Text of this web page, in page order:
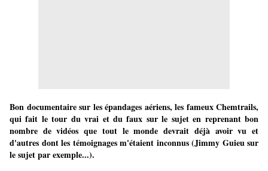
Bon documentaire sur les épandages aériens, les fameux Chemtrails,
qui fait le tour du vrai et du faux sur le sujet en reprenant bon
nombre de vidéos que tout le monde devrait déjà avoir vu et
d'autres dont les témoignages m'étaient inconnus (Jimmy Guieu sur
le sujet par exemple...).